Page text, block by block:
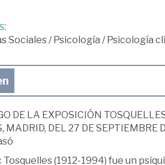
Sociales/Psicología /Psicología
DE LA EXPOSICIÓN
MADRID, DEL 27 DE
Tosquelles (1912-1994) fue un